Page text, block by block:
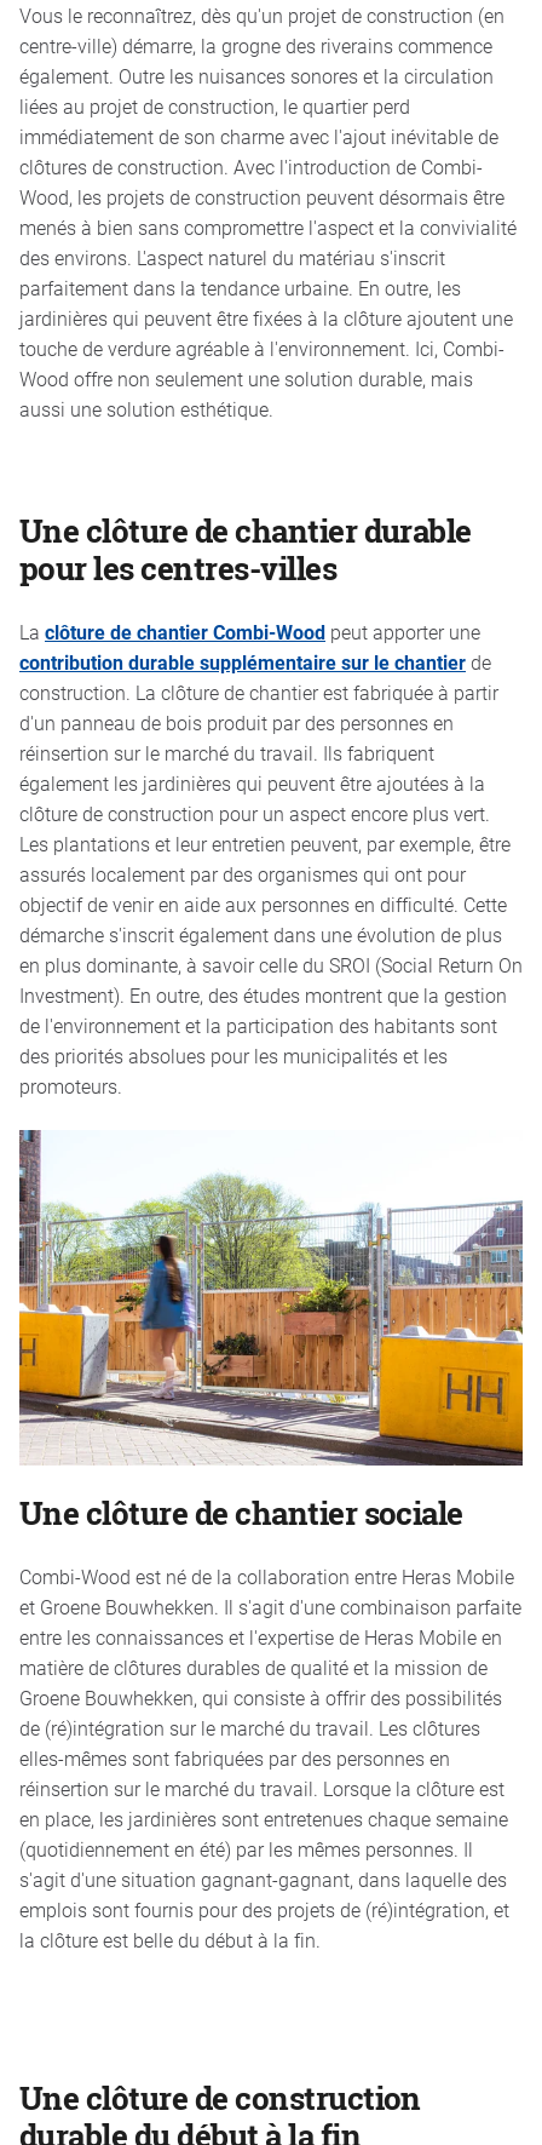
Vous le reconnaîtrez, dès qu'un projet de construction (en
centre-ville) démarre, la grogne des riverains commence
également. Outre les nuisances sonores et la circulation
liées au projet de construction, le quartier perd
immédiatement de son charme avec l'ajout inévitable de
clôtures de construction. Avec l'introduction de Combi-
Wood, les projets de construction peuvent désormais être
menés à bien sans compromettre l'aspect et la convivialité
des environs. L'aspect naturel du matériau s'inscrit
parfaitement dans la tendance urbaine. En outre, les
jardinières qui peuvent être fixées à la clôture ajoutent une
touche de verdure agréable à l'environnement. Ici, Combi-
Wood offre non seulement une solution durable, mais
aussi une solution esthétique.
Une clôture de chantier durable
pour les centres-villes
La clôture de chantier Combi-Wood peut apporter une
contribution durable supplémentaire sur le chantierde
construction. La clôture de chantier est fabriquée à partir
d'un panneau de bois produit par des personnes en
réinsertion sur le marché du travail. Ils fabriquent
également les jardinières qui peuvent être ajoutées à la
clôture de construction pour un aspect encore plus vert.
Les plantations et leur entretien peuvent, par exemple, être
assurés localement par des organismes qui ont pour
objectif de venir en aide aux personnes en difficulté. Cette
démarche s'inscrit également dans une évolution de plus
en plus dominante, à savoir celle du SROI (Social Return On
Investment). En outre, des études montrent que la gestion
de l'environnement et la participation des habitants sont
des priorités absolues pour les municipalités et les
promoteurs.
Une clôture de chantier sociale
Combi-Wood est né de la collaboration entre Heras Mobile
et Groene Bouwhekken. Il s'agit d'une combinaison parfaite
entre les connaissances et l'expertise de Heras Mobile en
matière de clôtures durables de qualité et la mission de
Groene Bouwhekken, qui consiste à offrir des possibilités
de (ré)intégration sur le marché du travail. Les clôtures
elles-mêmes sont fabriquées par des personnes en
réinsertion sur le marché du travail. Lorsque la clôture est
en place, les jardinières sont entretenues chaque semaine
(quotidiennement en été) par les mêmes personnes. Il
s'agit d'une situation gagnant-gagnant, dans laquelle des
emplois sont fournis pour des projets de (ré)intégration, et
la clôture est belle du début à la fin.
Une clôture de construction
durable du début à la fin